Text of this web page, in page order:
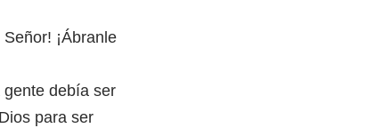
¡Ábranle
debía ser
para ser